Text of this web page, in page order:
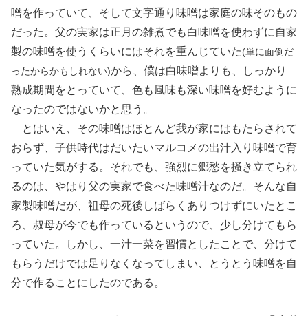
噌を作っていて、そして文字通り味噌は家庭の味そのもの
だった。父の実家は正月の雑煮でも白味噌を使わずに自家
製の味噌を使うくらいにはそれを重んじていた(単に面倒だ
ったからかもしれない)から、僕は白味噌よりも、しっかり
熟成期間をとっていて、色も風味も深い味噌を好むように
なったのではないかと思う。
とはいえ、その味噌はほとんど我が家にはもたらされて
おらず、子供時代はだいたいマルコメの出汁入り味噌で育
っていた気がする。それでも、強烈に郷愁を掻き立てられ
るのは、やはり父の実家で食べた味噌汁なのだ。そんな自
家製味噌だが、祖母の死後しばらくありつけずにいたとこ
ろ、叔母が今でも作っているというので、少し分けてもら
っていた。しかし、一汁一菜を習慣としたことで、分けて
もらうだけでは足りなくなってしまい、とうとう味噌を自
分で作ることにしたのである。